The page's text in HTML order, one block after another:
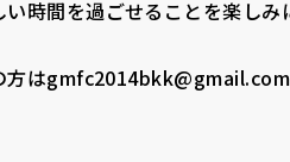
い時間を過ごせることを楽しみ
方は